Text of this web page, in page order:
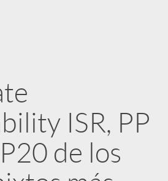
ISR, PP
de los